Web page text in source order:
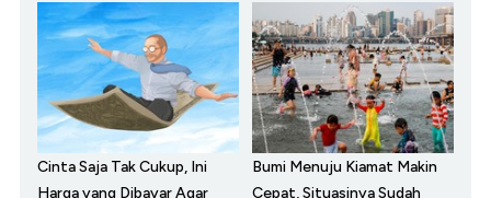
Cinta Saja Tak Cukup, Ini
Harga yang Dibayar Agar
Bumi Menuju Kiamat Makin
Cepat, Situasinya Sudah